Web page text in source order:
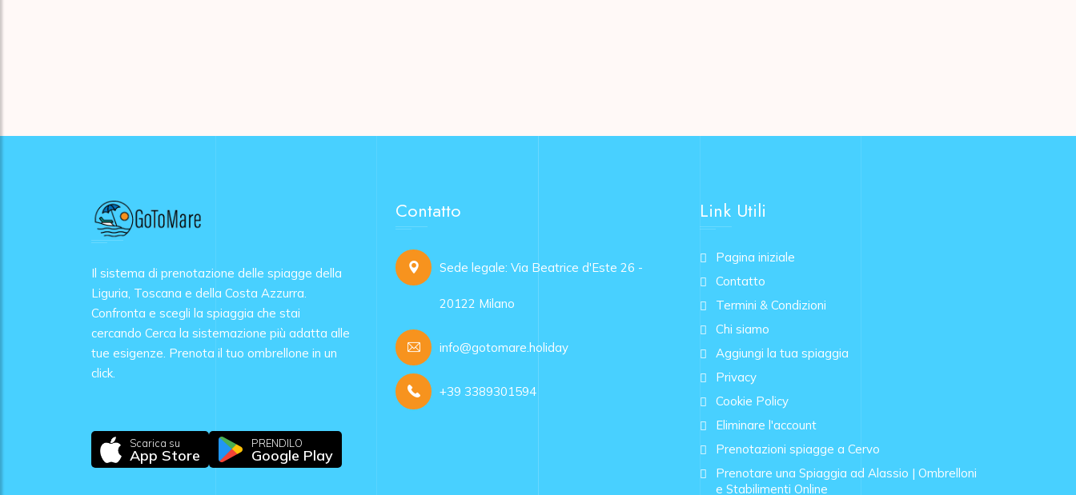
Il sistema di prenotazione delle spiagge della
Liguria, Toscana e della Costa Azzurra.
Confronta e scegli la spiaggia che stai
cercando Cerca la sistemazione più adatta alle
tue esigenze. Prenota il tuo ombrellone in un
click.
Scarica su
App Store
PRENDILO
Google Play
Contatto
Sede legale: Via Beatrice d'Este 26 -
20122 Milano
info@gotomare.holiday
+39 3389301594
Link Utili
Pagina iniziale
Contatto
Termini & Condizioni
Chi siamo
Aggiungi la tua spiaggia
Privacy
Cookie Policy
Eliminare l'account
Prenotazioni spiagge a Cervo
Prenotare una Spiaggia ad Alassio | Ombrelloni
e Stabilimenti Online